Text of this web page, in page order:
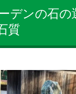
デンの石の
質